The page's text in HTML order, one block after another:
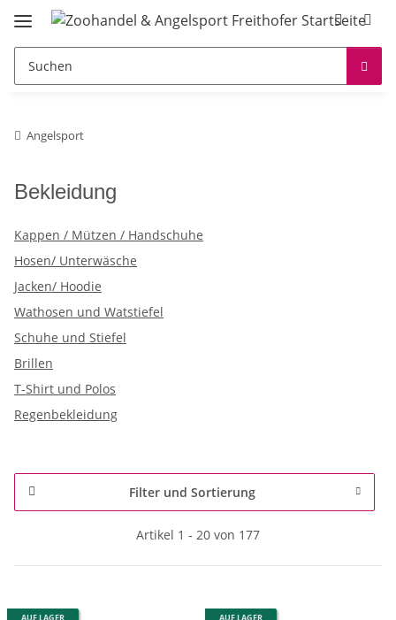
Angelsport
Bekleidung
Kappen / Mützen / Handschuhe
Hosen/ Unterwäsche
Jacken/ Hoodie
Wathosen und Watstiefel
Schuhe und Stiefel
Brillen
T-Shirt und Polos
Regenbekleidung
Filter und Sortierung
Artikel 1 - 20 von 177
AUF LAGER AUF LAGER